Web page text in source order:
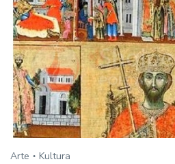
Arte Kultura